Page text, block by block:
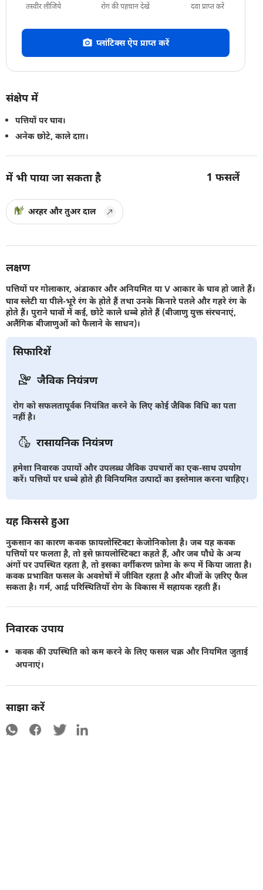
तस्वीर लीजिये रोग की पहचान देखें दवा प्राप्त करें
प्लांटिक्स ऐप प्राप्त करें
संक्षेप में
पत्तियों पर घाव।
अनेक छोटे, काले दाग़।
में भी पाया जा सकता है 1 फसलें
अरहर और तुअर दाल
लक्षण
पत्तियों पर गोलाकार, अंडाकार और अनियमित या V आकार के घाव हो जाते हैं।
घाव स्लेटी या पीले-भूरे रंग के होते हैं तथा उनके किनारे पतले और गहरे रंग के
होते हैं। पुराने घावों में कई, छोटे काले धब्बे होते हैं (बीजाणु युक्त संरचनाएं,
अलैंगिक बीजाणुओं को फैलाने के साधन)।
सिफारिशें
जैविक नियंत्रण
रोग को सफलतापूर्वक नियंत्रित करने के लिए कोई जैविक विधि का पता
नहीं है।
रासायनिक नियंत्रण
हमेशा निवारक उपायों और उपलब्ध जैविक उपचारों का एक-साथ उपयोग
करें। पत्तियों पर धब्बे होते ही विनियमित उत्पादों का इस्तेमाल करना चाहिए।
यह किससे हुआ
नुकसान का कारण कवक फ़ायलोस्टिक्टा केजोनिकोला है। जब यह कवक
पत्तियों पर फलता है, तो इसे फ़ायलोस्टिक्टा कहते हैं, और जब पौधे के अन्य
अंगों पर उपस्थित रहता है, तो इसका वर्गीकरण फ़ोमा के रूप में किया जाता है।
कवक प्रभावित फसल के अवशेषों में जीवित रहता है और बीजों के ज़रिए फैल
सकता है। गर्म, आर्द्र परिस्थितियाँ रोग के विकास में सहायक रहती हैं।
निवारक उपाय
कवक की उपस्थिति को कम करने के लिए फसल चक्र और नियमित जुताई
अपनाएं।
साझा करें